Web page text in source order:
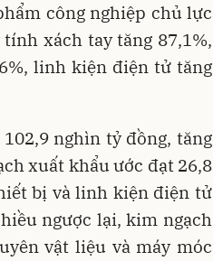
công nghiệp chủ lực
xách tay tăng 87,1%,
linh kiện điện tử tăng
nghìn tỷ đồng, tăng
xuất khẩu ước đạt 26,8
bị và linh kiện điện tử
ngược lại, kim ngạch
vật liệu và máy móc